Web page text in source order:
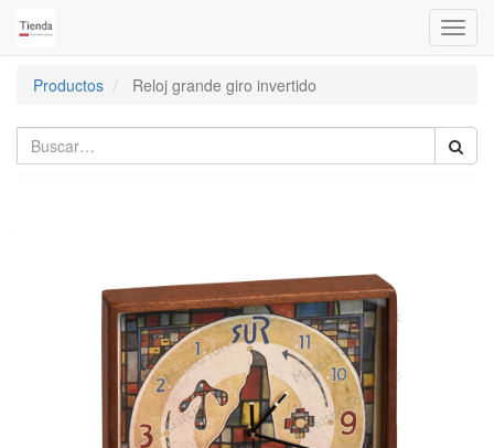
Productos
Reloj grande giro invertido